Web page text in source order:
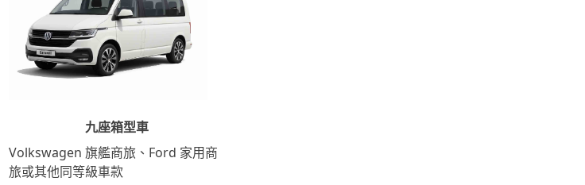
九座箱型車
Volkswagen 旗艦商旅、Ford 家用商
旅或其他同等級車款